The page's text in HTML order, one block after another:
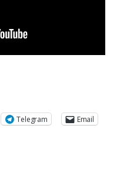
Telegram Email